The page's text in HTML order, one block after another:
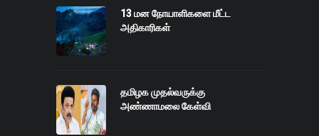
13 மன நோயாளிகளை மீட்ட
அதிகாரிகள்
தமிழக முதல்வருக்கு
அண்ணாமலை கேள்வி